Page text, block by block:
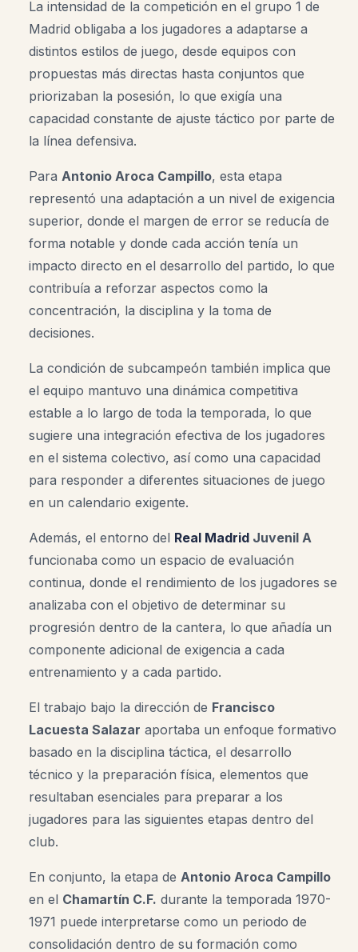
La intensidad de la competición en el grupo 1 de
Madrid obligaba a los jugadores a adaptarse a
distintos estilos de juego, desde equipos con
propuestas más directas hasta conjuntos que
priorizaban la posesión, lo que exigía una
capacidad constante de ajuste táctico por parte de
la línea defensiva.
Para Antonio Aroca Campillo, esta etapa
representó una adaptación a un nivel de exigencia
superior, donde el margen de error se reducía de
forma notable y donde cada acción tenía un
impacto directo en el desarrollo del partido, lo que
contribuía a reforzar aspectos como la
concentración, la disciplina y la toma de
decisiones.
La condición de subcampeón también implica que
el equipo mantuvo una dinámica competitiva
estable a lo largo de toda la temporada, lo que
sugiere una integración efectiva de los jugadores
en el sistema colectivo, así como una capacidad
para responder a diferentes situaciones de juego
en un calendario exigente.
Además, el entorno del Real Madrid Juvenil A
funcionaba como un espacio de evaluación
continua, donde el rendimiento de los jugadores se
analizaba con el objetivo de determinar su
progresión dentro de la cantera, lo que añadía un
componente adicional de exigencia a cada
entrenamiento y a cada partido.
El trabajo bajo la dirección de Francisco
Lacuesta Salazar aportaba un enfoque formativo
basado en la disciplina táctica, el desarrollo
técnico y la preparación física, elementos que
resultaban esenciales para preparar a los
jugadores para las siguientes etapas dentro del
club.
En conjunto, la etapa de Antonio Aroca Campillo
en el Chamartín C.F. durante la temporada 1970-
1971 puede interpretarse como un periodo de
consolidación dentro de su formación como